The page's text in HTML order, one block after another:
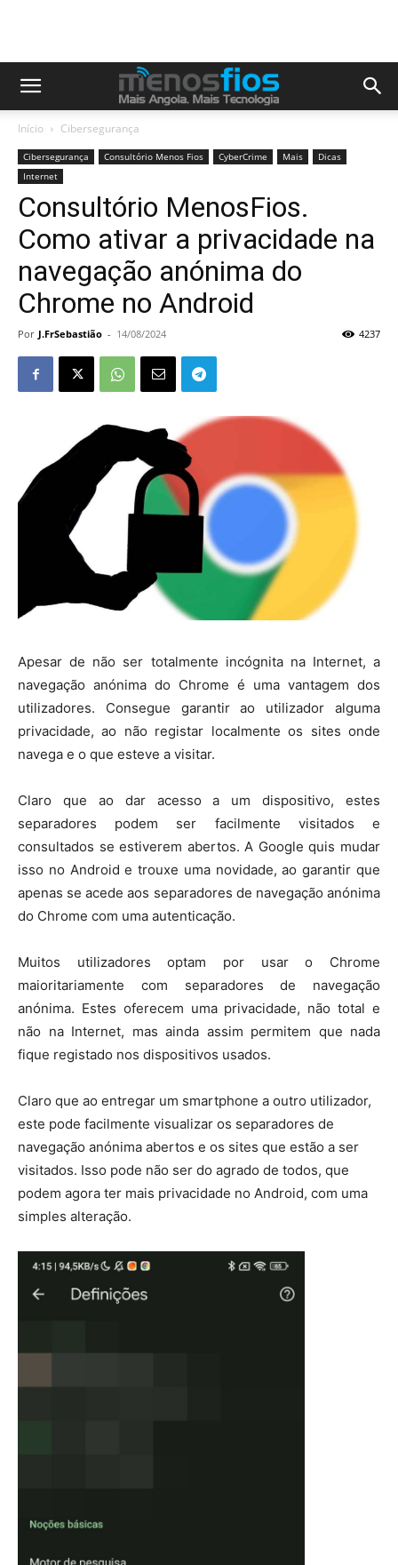
Início Cibersegurança
Cibersegurança Consultório Menos Fios CyberCrime Mais
Dicas
Internet
Consultório MenosFios.
Como ativar a privacidade na
navegação anónima do
Chrome no Android
Por J.FrSebastião - 14/08/2024 4237
Apesar de não ser totalmente incógnita na Internet, a
navegação anónima do Chrome é uma vantagem dos
utilizadores. Consegue garantir ao utilizador alguma
privacidade, ao não registar localmente os sites onde
navega e o que esteve a visitar.
Claro que ao dar acesso a um dispositivo, estes
separadores podem ser facilmente visitados e
consultados se estiverem abertos. A Google quis mudar
isso no Android e trouxe uma novidade, ao garantir que
apenas se acede aos separadores de navegação anónima
do Chrome com uma autenticação.
Muitos utilizadores optam por usar o Chrome
maioritariamente com separadores de navegação
anónima. Estes oferecem uma privacidade, não total e
não na Internet, mas ainda assim permitem que nada
fique registado nos dispositivos usados.
Claro que ao entregar um smartphone a outro utilizador,
este pode facilmente visualizar os separadores de
navegação anónima abertos e os sites que estão a ser
visitados. Isso pode não ser do agrado de todos, que
podem agora ter mais privacidade no Android, com uma
simples alteração.